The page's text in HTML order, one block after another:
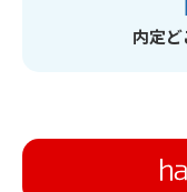
内定